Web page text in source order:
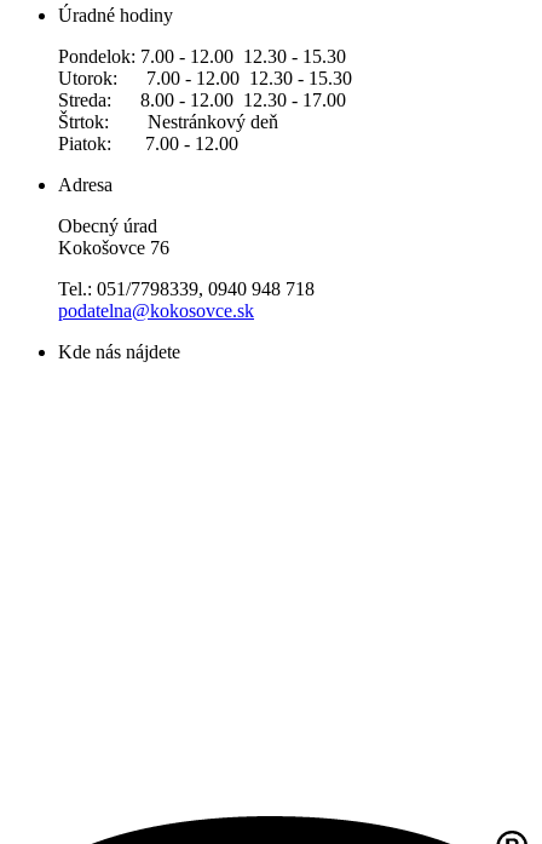
Úradné hodiny
Pondelok: 7.00 - 12.00 12.30 - 15.30
Utorok: 7.00 - 12.00 12.30 - 15.30
Streda: 8.00 - 12.00 12.30 - 17.00
Štrtok: Nestránkový deň
Piatok: 7.00 - 12.00
Adresa
Obecný úrad
Kokošovce 76
Tel.: 051/7798339, 0940 948 718
podatelna@kokosovce.sk
Kde nás nájdete